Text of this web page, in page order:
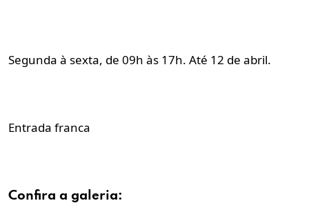
Segunda à sexta, de 09h às 17h. Até 12 de abril.
Entrada franca
Confira a galeria: